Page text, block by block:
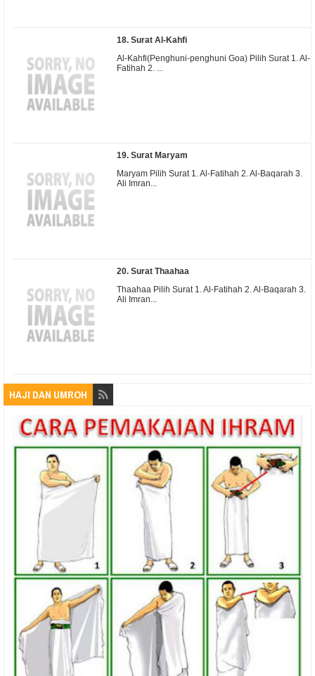
18. Surat Al-Kahfi
Al-Kahfi(Penghuni-penghuni Goa) Pilih Surat 1. Al-
Fatihah 2. ...
19. Surat Maryam
Maryam Pilih Surat 1. Al-Fatihah 2. Al-Baqarah 3.
Ali Imran...
20. Surat Thaahaa
Thaahaa Pilih Surat 1. Al-Fatihah 2. Al-Baqarah 3.
Ali Imran...
HAJI DAN UMROH